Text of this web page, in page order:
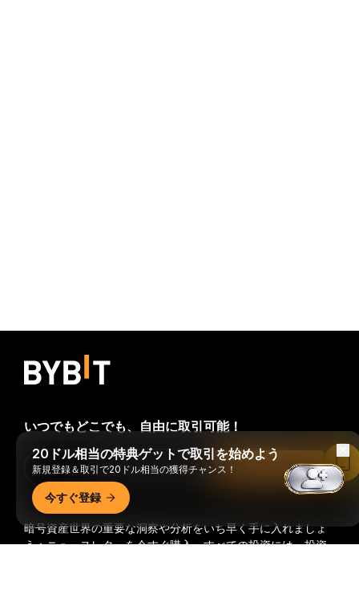
暗号資産世界の重要な洞察や分析をいち早く手に入れましょ
う：ニュースレターを今すぐ購入。すべての投資には、投資
いつでもどこでも、自由に取引可能！
Download Bybit App
20ドル相当の特典ゲットで取引を始めよう
新規登録＆取引で20ドル相当の獲得チャンス！
今すぐ登録
Bybitアプリで読む